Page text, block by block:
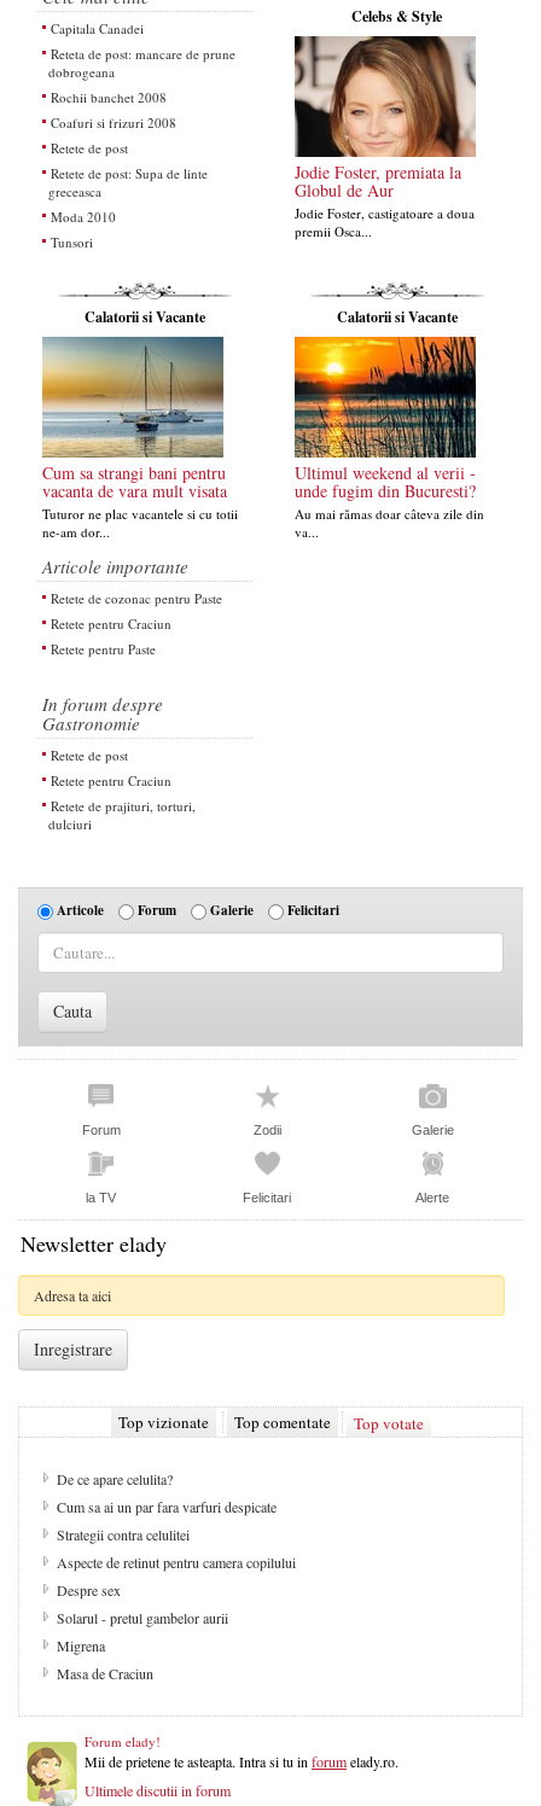
Capitala Canadei
Reteta de post: mancare de prune
dobrogeana
Rochii banchet 2008
Coafuri si frizuri 2008
Retete de post
Retete de post: Supa de linte
greceasca
Moda 2010
Tunsori
Celebs & Style
Jodie Foster, premiata la
Globul de Aur
Jodie Foster, castigatoare a doua
premii Osca...
Calatorii si Vacante
Cum sa strangi bani pentru
vacanta de vara mult visata
Tuturor ne plac vacantele si cu totii
ne-am dor...
Calatorii si Vacante
Ultimul weekend al verii -
unde fugim din Bucuresti?
Au mai rămas doar câteva zile din
va...
Articole importante
Retete de cozonac pentru Paste
Retete pentru Craciun
Retete pentru Paste
In forum despre
Gastronomie
Retete de post
Retete pentru Craciun
Retete de prajituri, torturi,
dulciuri
Articole Forum Galerie Felicitari
Forum Zodii Galerie
la TV Felicitari Alerte
Newsletter elady
Top vizionate Top comentate Top votate
De ce apare celulita?
Cum sa ai un par fara varfuri despicate
Strategii contra celulitei
Aspecte de retinut pentru camera copilului
Despre sex
Solarul - pretul gambelor aurii
Migrena
Masa de Craciun
Forum elady!
Mii de prietene te asteapta. Intra si tu inforumelady.ro.
Ultimele discutii in forum